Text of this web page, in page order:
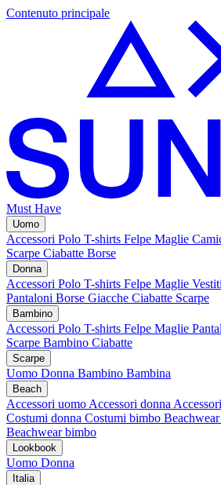
Contenuto principale
Must Have
Uomo
Accessori Polo T-shirts Felpe Maglie
Scarpe Ciabatte Borse
Donna
Accessori Polo T-shirts Felpe Maglie Vestiti
Pantaloni Borse Giacche Ciabatte Scarpe
Bambino
Accessori Polo T-shirts Felpe Maglie
Scarpe Bambino Ciabatte
Scarpe
Uomo Donna Bambino Bambina
Beach
Accessori uomo Accessori donna
Costumi donna Costumi bimbo
Beachwear bimbo
Lookbook
Uomo Donna
Italia